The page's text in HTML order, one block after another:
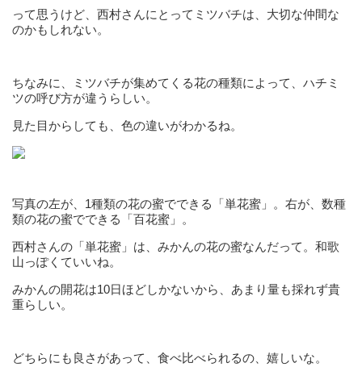
って思うけど、西村さんにとってミツバチは、大切な仲間な
のかもしれない。
ちなみに、ミツバチが集めてくる花の種類によって、ハチミ
ツの呼び方が違うらしい。
見た目からしても、色の違いがわかるね。
写真の左が、1種類の花の蜜でできる「単花蜜」。右が、数種
類の花の蜜でできる「百花蜜」。
西村さんの「単花蜜」は、みかんの花の蜜なんだって。和歌
山っぽくていいね。
みかんの開花は10日ほどしかないから、あまり量も採れず貴
重らしい。
どちらにも良さがあって、食べ比べられるの、嬉しいな。